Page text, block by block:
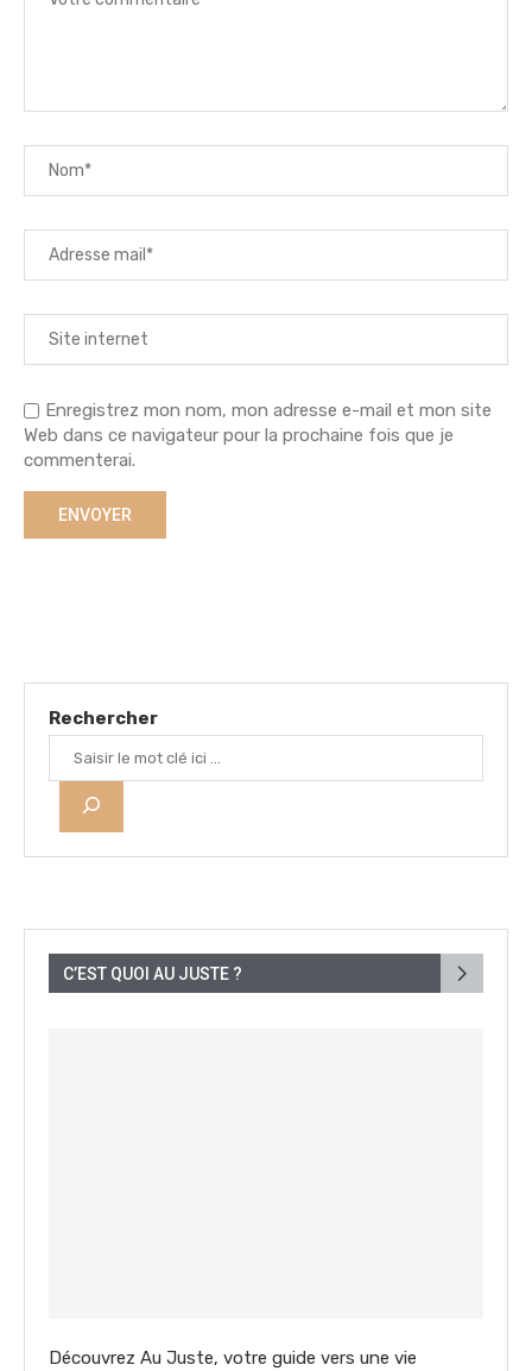
Enregistrez mon nom, mon adresse e-mail et mon site
Web dans ce navigateur pour la prochaine fois que je
commenterai.
Rechercher
C’EST QUOI AU JUSTE ?
Découvrez Au Juste, votre guide vers une vie